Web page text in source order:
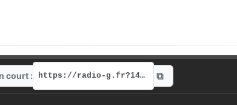
court : https://radio-g.fr?14635 ⧉